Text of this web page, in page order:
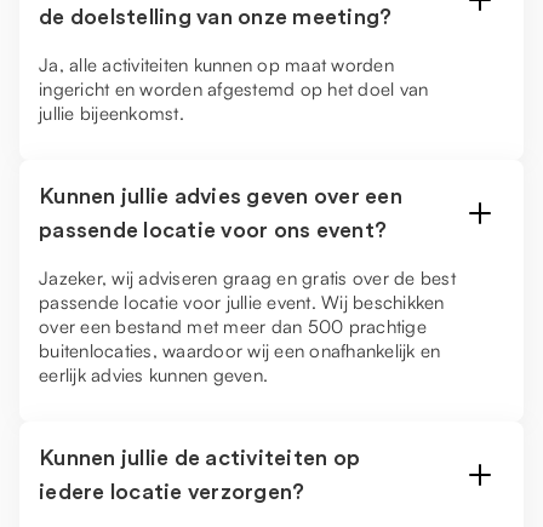
de doelstelling van onze meeting?
Ja, alle activiteiten kunnen op maat worden
ingericht en worden afgestemd op het doel van
jullie bijeenkomst.
Kunnen jullie advies geven over een
passende locatie voor ons event?
Jazeker, wij adviseren graag en gratis over de best
passende locatie voor jullie event. Wij beschikken
over een bestand met meer dan 500 prachtige
buitenlocaties, waardoor wij een onafhankelijk en
eerlijk advies kunnen geven.
Kunnen jullie de activiteiten op
iedere locatie verzorgen?